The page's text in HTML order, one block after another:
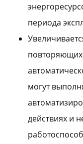
периода
могут
действиях и